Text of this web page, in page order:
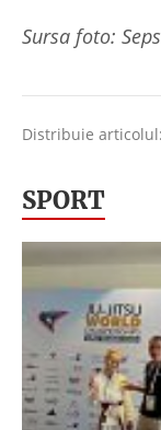
Sursa foto:
Distribuie
SPORT